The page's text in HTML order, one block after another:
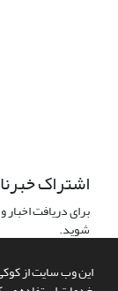
این وب سایت از کوکی
اشتراک
برای دریافت
شوید.